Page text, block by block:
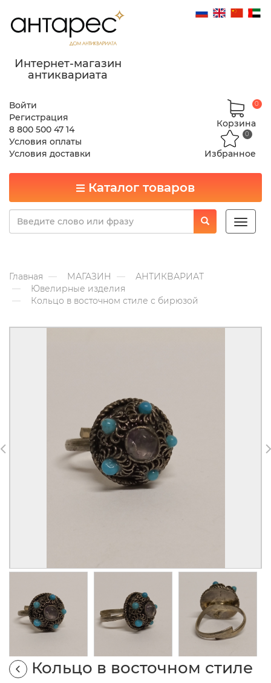
Интернет-магазин
антиквариата
Войти
Регистрация
8 800 500 47 14
Условия оплаты
Условия доставки
Корзина
0
Избранное
0
Каталог товаров
Toggle
Главная МАГАЗИН
АНТИКВАРИАТ
Ювелирные изделия
Кольцо в восточном стиле с бирюзой
Кольцо в восточном стиле